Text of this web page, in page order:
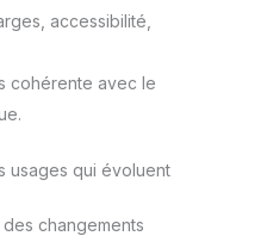
accessibilité,
cohérente avec le
usages qui évoluent
changements